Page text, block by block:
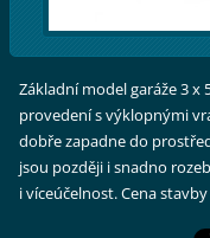
Základní model garáže 3
provedení s výklopnými
dobře zapadne do
jsou později i snadno
i víceúčelnost. Cena